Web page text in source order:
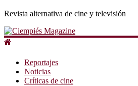
Revista alternativa de cine y televisión
Reportajes
Noticias
Críticas de cine